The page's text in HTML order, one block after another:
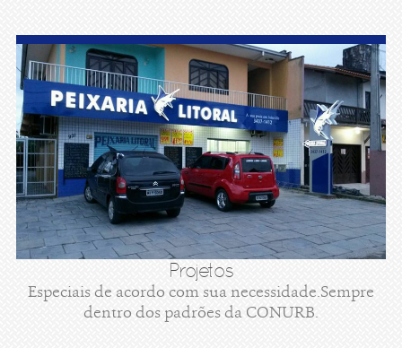
Projetos
Especiais de acordo com sua necessidade.Sempre
dentro dos padrões da CONURB.